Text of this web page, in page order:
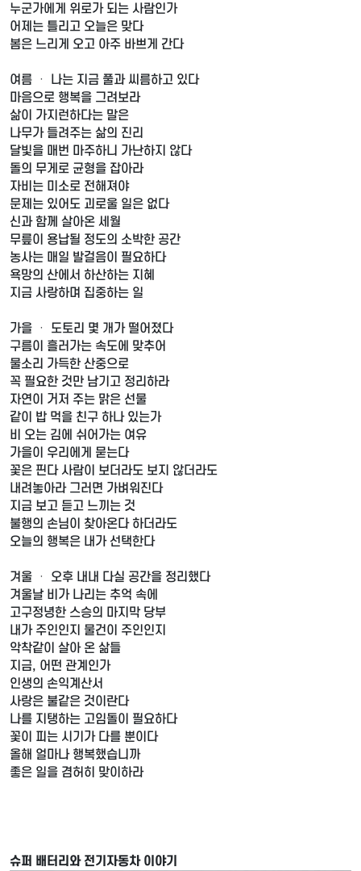
누군가에게 위로가 되는 사람인가
어제는 틀리고 오늘은 맞다
봄은 느리게 오고 아주 바쁘게 간다
여름 ㆍ 나는 지금 풀과 씨름하고 있다
마음으로 행복을 그려보라
삶이 가지런하다는 말은
나무가 들려주는 삶의 진리
달빛을 매번 마주하니 가난하지 않다
돌의 무게로 균형을 잡아라
자비는 미소로 전해져야
문제는 있어도 괴로울 일은 없다
신과 함께 살아온 세월
무릎이 용납될 정도의 소박한 공간
농사는 매일 발걸음이 필요하다
욕망의 산에서 하산하는 지혜
지금 사랑하며 집중하는 일
가을 ㆍ 도토리 몇 개가 떨어졌다
구름이 흘러가는 속도에 맞추어
물소리 가득한 산중으로
꼭 필요한 것만 남기고 정리하라
자연이 거저 주는 맑은 선물
같이 밥 먹을 친구 하나 있는가
비 오는 김에 쉬어가는 여유
가을이 우리에게 묻는다
꽃은 핀다 사람이 보더라도 보지 않더라도
내려놓아라 그러면 가벼워진다
지금 보고 듣고 느끼는 것
불행의 손님이 찾아온다 하더라도
오늘의 행복은 내가 선택한다
겨울 ㆍ 오후 내내 다실 공간을 정리했다
겨울날 비가 나리는 추억 속에
고구정녕한 스승의 마지막 당부
내가 주인인지 물건이 주인인지
악착같이 살아 온 삶들
지금, 어떤 관계인가
인생의 손익계산서
사랑은 불같은 것이란다
나를 지탱하는 고임돌이 필요하다
꽃이 피는 시기가 다를 뿐이다
올해 얼마나 행복했습니까
좋은 일을 겸허히 맞이하라
슈퍼 배터리와 전기자동차 이야기